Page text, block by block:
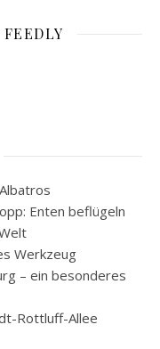
Enten beflügeln
Werkzeug
– ein besonderes
Rottluff-Allee